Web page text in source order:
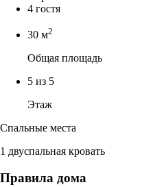
4 гостя
30 м2
Общая площадь
5 из 5
Этаж
Спальные места
1 двуспальная кровать
Правила дома